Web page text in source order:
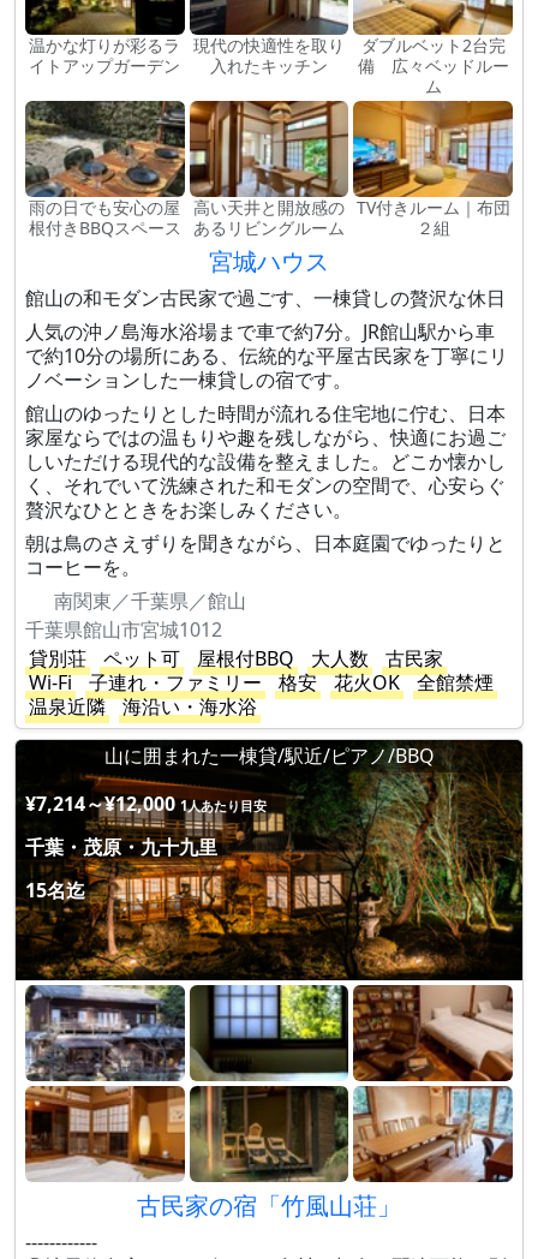
温かな灯りが彩るラ
イトアップガーデン
現代の快適性を取り
入れたキッチン
ダブルベット2台完
備 広々ベッドルー
ム
雨の日でも安心の屋
根付きBBQスペース
高い天井と開放感の
あるリビングルーム
TV付きルーム｜布団
２組
宮城ハウス
館山の和モダン古民家で過ごす、一棟貸しの贅沢な休日
人気の沖ノ島海水浴場まで車で約7分。JR館山駅から車
で約10分の場所にある、伝統的な平屋古民家を丁寧にリ
ノベーションした一棟貸しの宿です。
館山のゆったりとした時間が流れる住宅地に佇む、日本
家屋ならではの温もりや趣を残しながら、快適にお過ご
しいただける現代的な設備を整えました。どこか懐かし
く、それでいて洗練された和モダンの空間で、心安らぐ
贅沢なひとときをお楽しみください。
朝は鳥のさえずりを聞きながら、日本庭園でゆったりと
コーヒーを。
南関東／千葉県／館山
千葉県館山市宮城1012
貸別荘
ペット可 屋根付BBQ 大人数
古民家
Wi-Fi
子連れ・ファミリー 格安 花火OK
全館禁煙
温泉近隣
海沿い・海水浴
山に囲まれた一棟貸/駅近/ピアノ/BBQ
¥7,214～¥12,000 1人あたり目安
千葉・茂原・九十九里
15名迄
古民家の宿「竹風山荘」
------------